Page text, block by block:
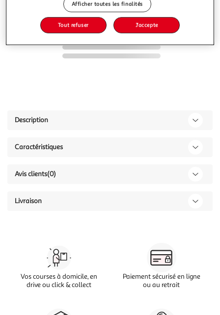
Description
Caractéristiques
Avis clients(0)
Livraison
Vos courses à domicile, en
drive ou click & collect
Paiement sécurisé en ligne
ou au retrait
Afficher toutes les finalités
Tout refuser J'accepte